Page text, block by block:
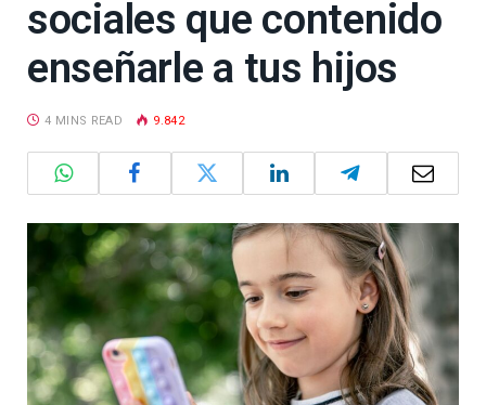
sociales que contenido
enseñarle a tus hijos
4 MINS READ 9.842